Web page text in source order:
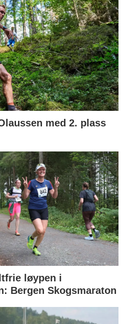
med 2. plass
løypen i
Bergen Skogsmaraton